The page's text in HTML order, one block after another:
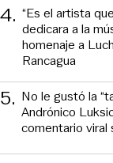
4. “Es el artista
dedicara a la
homenaje a
Rancagua
5. No le gustó la
Andrónico
comentario viral